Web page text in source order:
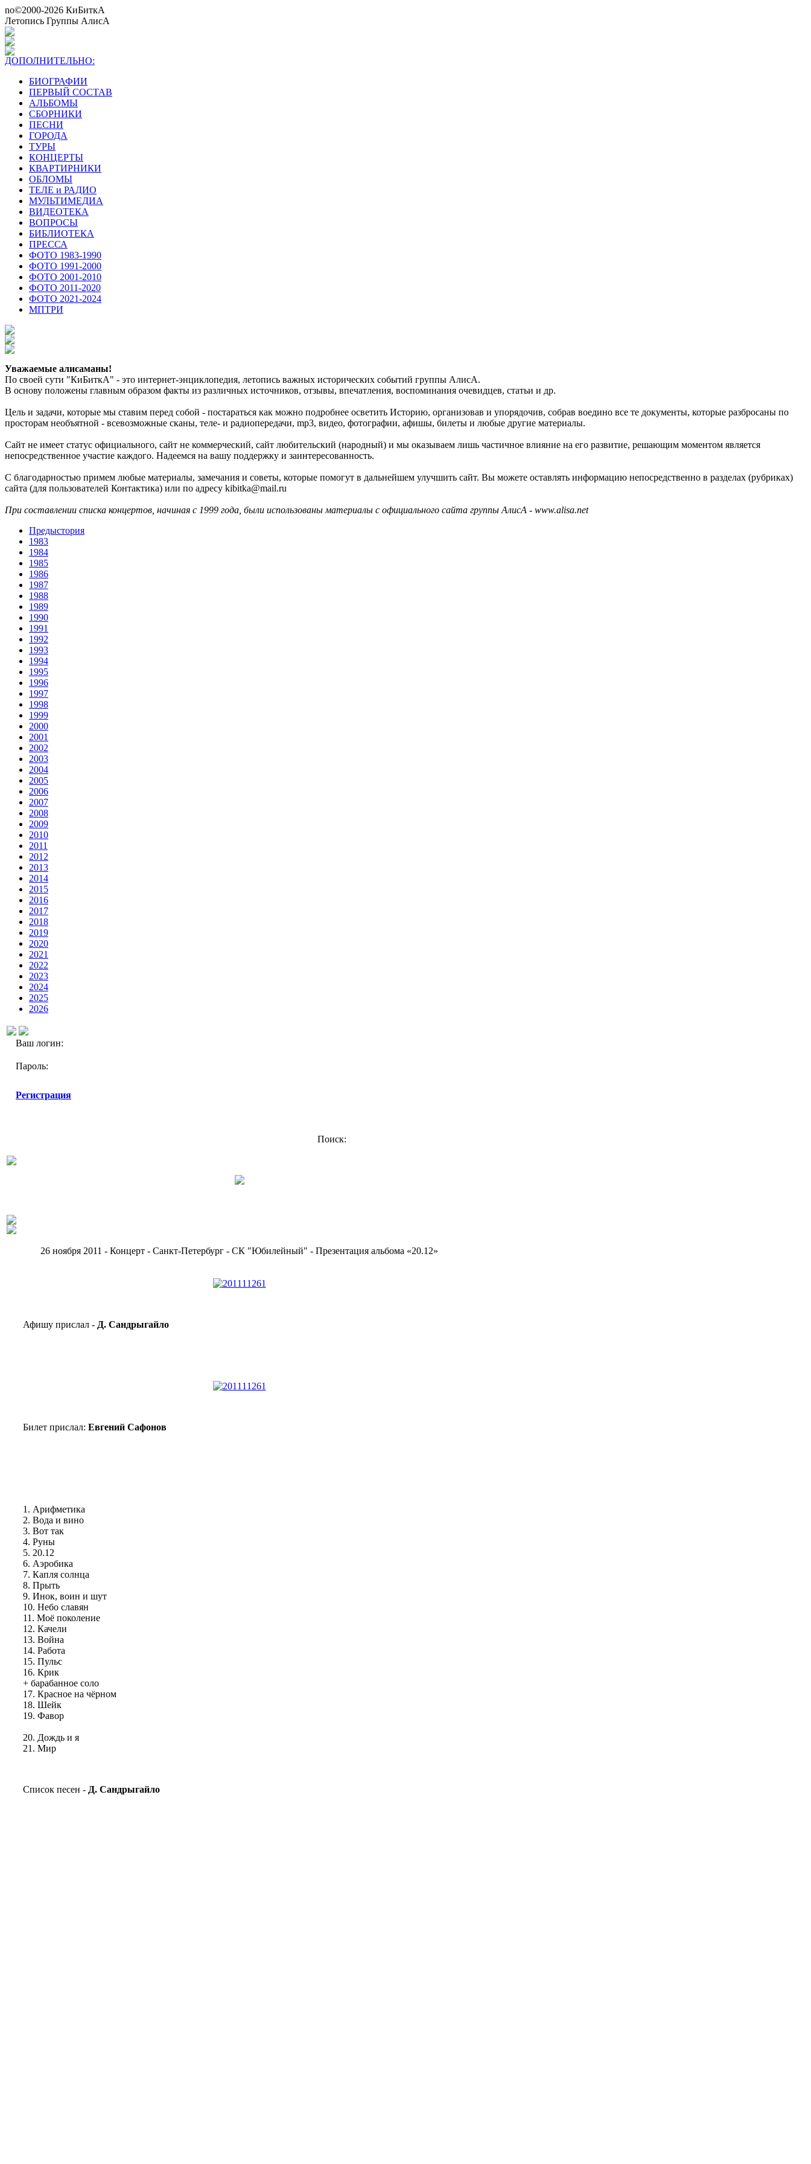
no©2000-2026 КиБиткА
Летопись Группы АлисА
ДОПОЛНИТЕЛЬНО:
БИОГРАФИИ
ПЕРВЫЙ СОСТАВ
АЛЬБОМЫ
СБОРНИКИ
ПЕСНИ
ГОРОДА
ТУРЫ
КОНЦЕРТЫ
КВАРТИРНИКИ
ОБЛОМЫ
ТЕЛЕ и РАДИО
МУЛЬТИМЕДИА
ВИДЕОТЕКА
ВОПРОСЫ
БИБЛИОТЕКА
ПРЕССА
ФОТО 1983-1990
ФОТО 1991-2000
ФОТО 2001-2010
ФОТО 2011-2020
ФОТО 2021-2024
МПТРИ
Уважаемые алисаманы!
По своей сути "КиБиткА" - это интернет-энциклопедия, летопись важных исторических событий группы АлисА.
В основу положены главным образом факты из различных источников, отзывы, впечатления, воспоминания очевидцев, статьи и др.
Цель и задачи, которые мы ставим перед собой - постараться как можно подробнее осветить Историю, организовав и упорядочив, собрав воедино все те документы, которые разбросаны по
просторам необъятной - всевозможные сканы, теле- и радиопередачи, mp3, видео, фотографии, афишы, билеты и любые другие материалы.
Сайт не имеет статус официального, сайт не коммерческий, сайт любительский (народный) и мы оказываем лишь частичное влияние на его развитие, решающим моментом является
непосредственное участие каждого. Надеемся на вашу поддержку и заинтересованность.
С благодарностью примем любые материалы, замечания и советы, которые помогут в дальнейшем улучшить сайт. Вы можете оставлять информацию непосредственно в разделах (рубриках)
сайта (для пользователей Контактика) или по адресу kibitka@mail.ru
При составлении списка концертов, начиная с 1999 года, были использованы материалы с официального сайта группы АлисА - www.alisa.net
Предыстория
1983
1984
1985
1986
1987
1988
1989
1990
1991
1992
1993
1994
1995
1996
1997
1998
1999
2000
2001
2002
2003
2004
2005
2006
2007
2008
2009
2010
2011
2012
2013
2014
2015
2016
2017
2018
2019
2020
2021
2022
2023
2024
2025
2026
Ваш логин:
Пароль:
Регистрация
Поиск:
26 ноября 2011 - Концерт - Санкт-Петербург - СК "Юбилейный" - Презентация альбома «20.12»
Афишу прислал - Д. Сандрыгайло
Билет прислал: Евгений Сафонов
1. Арифметика
2. Вода и вино
3. Вот так
4. Руны
5. 20.12
6. Аэробика
7. Капля солнца
8. Прыть
9. Инок, воин и шут
10. Небо славян
11. Моё поколение
12. Качели
13. Война
14. Работа
15. Пульс
16. Крик
+ барабанное соло
17. Красное на чёрном
18. Шейк
19. Фавор
20. Дождь и я
21. Мир
Список песен - Д. Сандрыгайло